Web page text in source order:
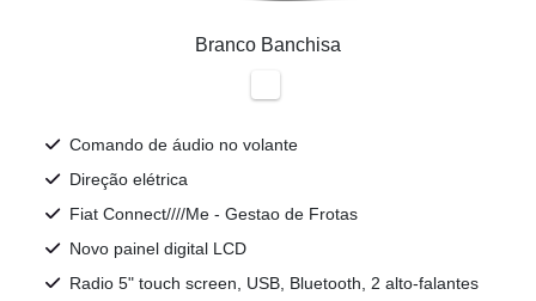
Branco Banchisa
Comando de áudio no volante
Direção elétrica
Fiat Connect////Me - Gestao de Frotas
Novo painel digital LCD
Radio 5" touch screen, USB, Bluetooth, 2 alto-falantes